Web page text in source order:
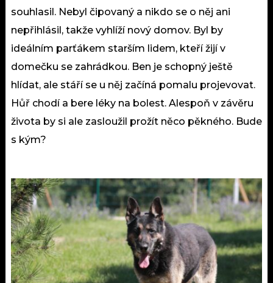
souhlasil. Nebyl čipovaný a nikdo se o něj ani
nepřihlásil, takže vyhlíží nový domov. Byl by
ideálním parťákem starším lidem, kteří žijí v
domečku se zahrádkou. Ben je schopný ještě
hlídat, ale stáří se u něj začíná pomalu projevovat.
Hůř chodí a bere léky na bolest. Alespoň v závěru
života by si ale zasloužil prožít něco pěkného. Bude
s kým?